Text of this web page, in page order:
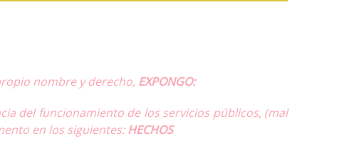
nombre y derecho, EXPONGO:
funcionamiento de los servicios públicos, (mal
en los siguientes:HECHOS